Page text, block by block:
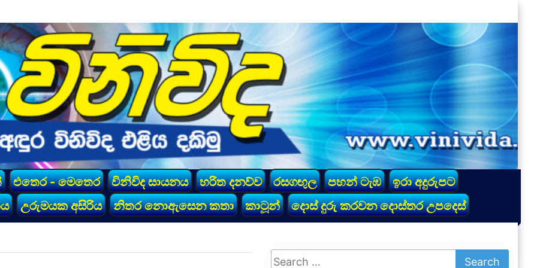
එතෙර - මෙතෙර විනිවිද සායනය හරිත දනව්ව රසගඟුල පහන් ටැඹ
ඉරා අදුරුපට
උරුමයක අසිරිය නිතර නොඇසෙන කතා කාටූන් දොස් දුරු කරවන දොස්තර උපදෙස්